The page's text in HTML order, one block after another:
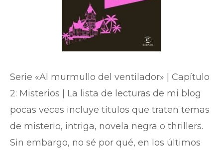
Serie «Al murmullo del ventilador» | Capítulo
2: Misterios | La lista de lecturas de mi blog
pocas veces incluye títulos que traten temas
de misterio, intriga, novela negra o thrillers.
Sin embargo, no sé por qué, en los últimos